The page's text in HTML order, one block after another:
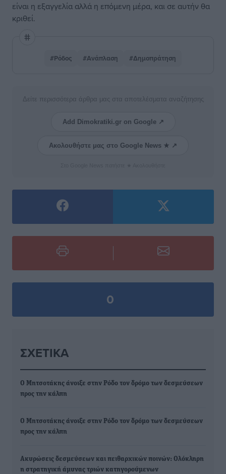
είναι η εξαγγελία αλλά η επόμενη μέρα, και σε αυτήν θα
κριθεί.
#Ρόδος #Ανάπλαση #Δημοπράτηση
Δείτε περισσότερα άρθρα μας στα αποτελέσματα αναζήτησης
Add Dimokratiki.gr on Google ↗
Ακολουθήστε μας στο Google News ★ ↗
0
ΣΧΕΤΙΚΆ
Ο Μητσοτάκης άνοιξε στην Ρόδο τον δρόμο των δεσμεύσεων
προς την κάλπη
Ο Μητσοτάκης άνοιξε στην Ρόδο τον δρόμο των δεσμεύσεων
προς την κάλπη
Ακυρώσεις δεσμεύσεων και πειθαρχικών ποινών: Ολόκληρη
η στρατηγική άμυνας τριών κατηγορούμενων